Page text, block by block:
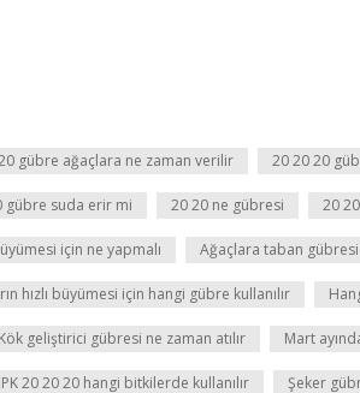
gübre ağaçlara ne zaman verilir 20 20 20
gübre suda erir mi 20 20 ne gübresi 20
için ne yapmalı Ağaçlara taban
hızlı büyümesi için hangi gübre kullanılır
Kök geliştirici gübresi ne zaman atılır Mart
20 20 20 hangi bitkilerde kullanılır Şeker